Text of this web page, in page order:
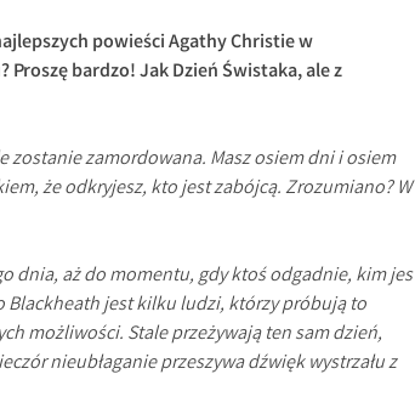
powieści Agathy Christie w
bardzo! Jak Dzień Świstaka, ale z
zostanie zamordowana. Masz osiem dni i osiem
że odkryjesz, kto jest zabójcą. Zrozumiano? W
dnia, aż do momentu, gdy ktoś odgadnie, kim
Blackheath jest kilku ludzi, którzy próbują to
możliwości. Stale przeżywają ten sam dzień,
nieubłaganie przeszywa dźwięk wystrzału z